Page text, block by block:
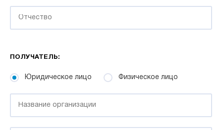
ПОЛУЧАТЕЛЬ:
Юридическое лицо Физическое лицо